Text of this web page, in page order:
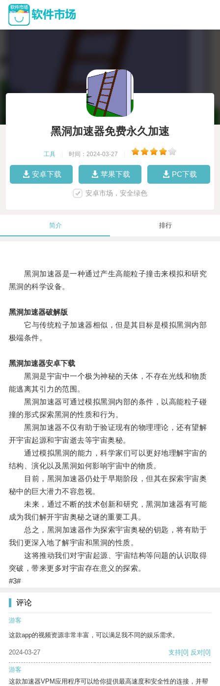
黑洞加速器免费永久加速
工具 时间：2024-03-27
安卓下载 苹果下载 PC下载
安卓市场，安全绿色
简介 排行
黑洞加速器是一种通过产生高能粒子撞击来模拟和研究
黑洞的科学设备。
黑洞加速器破解版
它与传统粒子加速器相似，但是其目标是模拟黑洞内部
极端条件。
黑洞加速器安卓下载
黑洞是宇宙中一个极为神秘的天体，不存在光线和物质
能逃离其引力的范围。
黑洞加速器可通过模拟黑洞内部的条件，以高能粒子碰
撞的形式探索黑洞的性质和行为。
黑洞加速器不仅有助于验证现有的物理理论，还有望解
开宇宙起源和宇宙逝去等宇宙奥秘。
通过模拟黑洞的能力，科学家们可以更好地理解宇宙的
结构、演化以及黑洞如何影响宇宙中的物质。
目前，黑洞加速器仍处于早期阶段，但其在探索宇宙奥
秘中的巨大潜力不容忽视。
未来，通过不断的技术创新和研究，黑洞加速器有可能
成为我们解开宇宙奥秘之谜的重要工具。
总之，黑洞加速器作为探索宇宙奥秘的钥匙，将有助于
我们更深入地了解宇宙和黑洞的性质。
这将推动我们对宇宙起源、宇宙结构等问题的认识取得
突破，带来更多对宇宙存在意义的探索。
#3#
评论
游客
这款app的视频资源非常丰富，可以满足我不同的娱乐需求。
2024-03-27 支持[0] 反对[0]
游客
这款加速器VPM应用程序可以给你提供最高速度和安全性的连接，并帮